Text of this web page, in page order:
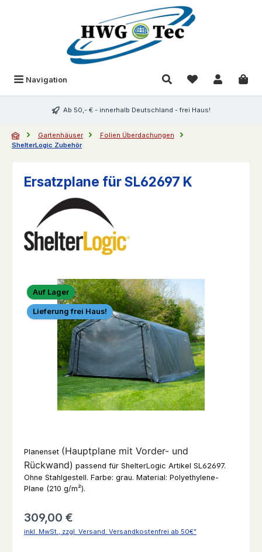
Navigation Du hast 0
Ab 50,- € - innerhalb Deutschland - frei Haus!
Gartenhäuser
Folien Überdachungen
ShelterLogic Zubehör
Ersatzplane für SL62697 K
Bildergalerie überspringen
Auf Lager
Lieferung frei Haus!
Planenset (Hauptplane mit Vorder- und
Rückwand) passend für ShelterLogic Artikel SL62697.
Ohne Stahlgestell. Farbe: grau. Material: Polyethylene-
Plane (210 g/m²).
Regulärer Preis:
309,00 €
inkl. MwSt., zzgl. Versand. Versandkostenfrei ab 50€”